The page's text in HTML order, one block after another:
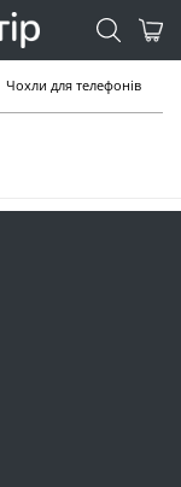
Чохли для телефонів